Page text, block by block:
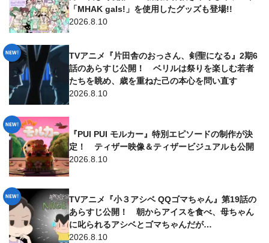
「MHAK gals!」を使用したグッズも登場!!
2026.8.10
TVアニメ『片田舎のおっさん、剣聖になる』2期6
話のあらすじ公開！ ベリルは祭りを楽しむ若者
たちを眺め、歳を重ねた己の本心を問い直す
2026.8.10
『PUI PUI モルカー』特別エピソードの制作が決
定！ ティザー映像＆ティザービジュアルも公開
2026.8.10
TVアニメ『小３アシベ QQゴマちゃん』第19話の
あらすじ公開！ 朝からアイスを食べ、母ちゃん
に叱られるアシベとゴマちゃんだが…
2026.8.10